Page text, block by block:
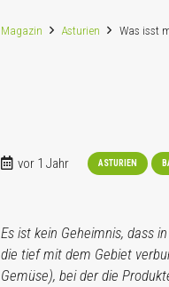
Magazin Asturien Was isst
vor 1 Jahr ASTURIEN
Es ist kein Geheimnis, dass
die tief mit dem Gebiet
Gemüse), bei der die